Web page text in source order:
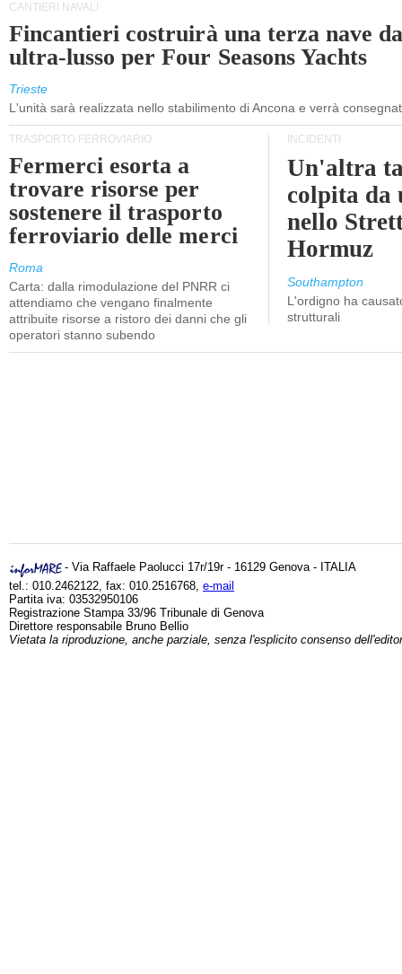
CANTIERI NAVALI
Fincantieri costruirà una terza nave
ultra-lusso per Four Seasons Yachts
Trieste
L'unità sarà realizzata nello stabilimento di Ancona e verrà
TRASPORTO FERROVIARIO
Fermerci esorta a
trovare risorse per
sostenere il trasporto
ferroviario delle merci
Roma
Carta: dalla rimodulazione del PNRR ci
attendiamo che vengano finalmente
attribuite risorse a ristoro dei danni che gli
operatori stanno subendo
INCIDENTI
Un'altra
colpita da
nello
Hormuz
Southampton
L'ordigno ha
strutturali
- Via Raffaele Paolucci 17r/19r - 16129 Genova - ITALIA
tel.: 010.2462122, fax: 010.2516768, e-mail
Partita iva: 03532950106
Registrazione Stampa 33/96 Tribunale di Genova
Direttore responsabile Bruno Bellio
Vietata la riproduzione, anche parziale, senza l'esplicito consenso